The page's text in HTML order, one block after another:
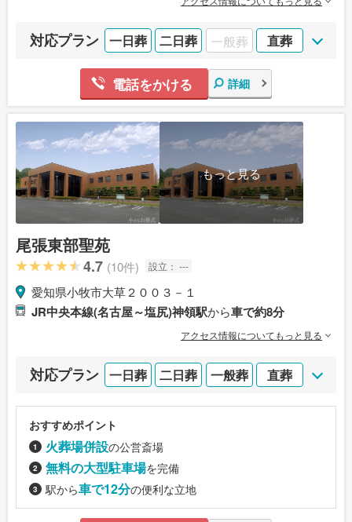
対応プラン 一日葬 二日葬 一般葬 直葬
電話をかける 詳細
もっと見る
尾張東部聖苑
4.7 (10件) 設立： ---
愛知県小牧市大草２００３－１
JR中央本線(名古屋～塩尻)神領駅から車で約8分
アクセス情報についてもっと見る
対応プラン 一日葬 二日葬 一般葬 直葬
おすすめポイント
火葬場併設の公営斎場
無料の大型駐車場を完備
駅から車で12分の便利な立地